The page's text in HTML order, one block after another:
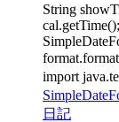
String
import
日記